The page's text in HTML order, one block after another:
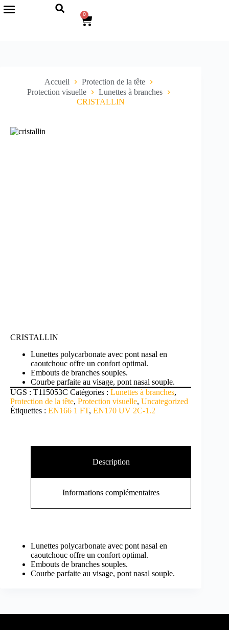
0
Accueil
Protection de la tête
Protection visuelle
Lunettes à branches
CRISTALLIN
CRISTALLIN
Lunettes polycarbonate avec pont nasal en
caoutchouc offre un confort optimal.
Embouts de branches souples.
Courbe parfaite au visage, pont nasal souple.
UGS : T115053C Catégories : Lunettes à branches,
Protection de la tête, Protection visuelle, Uncategorized
Étiquettes : EN166 1 FT, EN170 UV 2C-1.2
Description
Informations complémentaires
Lunettes polycarbonate avec pont nasal en
caoutchouc offre un confort optimal.
Embouts de branches souples.
Courbe parfaite au visage, pont nasal souple.